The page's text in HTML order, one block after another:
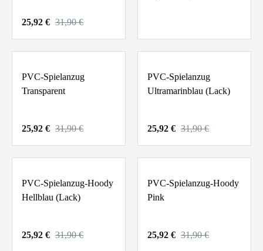
25,92 € 31,90 €
PVC-Spielanzug
Transparent
25,92 € 31,90 €
PVC-Spielanzug
Ultramarinblau (Lack)
25,92 € 31,90 €
PVC-Spielanzug-Hoody
Hellblau (Lack)
25,92 € 31,90 €
PVC-Spielanzug-Hoody
Pink
25,92 € 31,90 €